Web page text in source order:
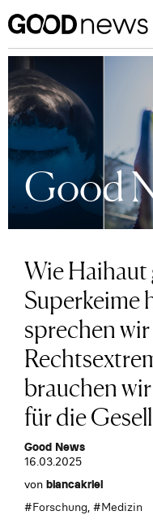
Good
Wie Haihaut
Superkeime
sprechen
brauchen
für die
Good News
16.03.2025
von biancakriel
#Forschung, #Medizin